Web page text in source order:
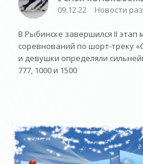
09.12.22 Новости
В Рыбинске завершился II этап
соревнований по шорт-треку
и девушки определяли
777, 1000 и 1500